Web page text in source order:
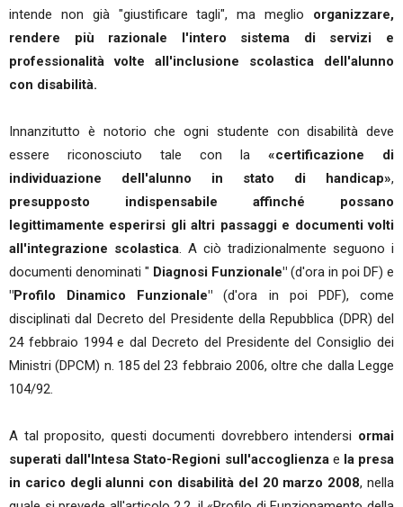
intende non già "giustificare tagli", ma meglio organizzare,
rendere più razionale l'intero sistema di servizi e
professionalità volte all'inclusione scolastica dell'alunno
con disabilità.
Innanzitutto è notorio che ogni studente con disabilità deve
essere riconosciuto tale con la «certificazione di
individuazione dell'alunno in stato di handicap»,
presupposto indispensabile affinché possano
legittimamente esperirsi gli altri passaggi e documenti volti
all'integrazione scolastica. A ciò tradizionalmente seguono i
documenti denominati " Diagnosi Funzionale" (d'ora in poi DF) e
"Profilo Dinamico Funzionale"(d'ora in poi PDF), come
disciplinati dal Decreto del Presidente della Repubblica (DPR) del
24 febbraio 1994 e dal Decreto del Presidente del Consiglio dei
Ministri (DPCM) n. 185 del 23 febbraio 2006, oltre che dalla Legge
104/92.
A tal proposito, questi documenti dovrebbero intendersi ormai
superati dall'Intesa Stato-Regioni sull'accoglienzae la presa
in carico degli alunni con disabilità del 20 marzo 2008, nella